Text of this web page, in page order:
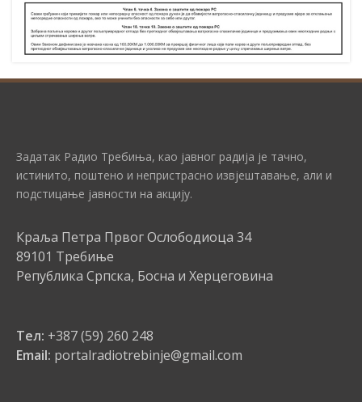
Задатак Радио Требиња, као јавног радија је тачно,
истинито, поштено и непристрасно извјештавање, али и
подстицање јавности на акцију.
Краља Петра Првог Ослободиоца 34
89101 Требиње
Република Српска, Босна и Херцеговина
Тел: +387 (59) 260 248
Email: portalradiotrebinje@gmail.com